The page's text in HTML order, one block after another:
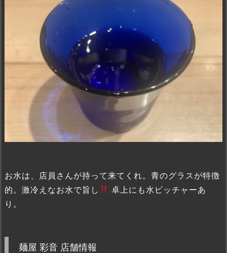
お水は、店員さんが持って来てくれ。青のグラスが特徴
的。激冷えなお水で旨し
卓上にも水ピッチャーあ
り。
麺屋 彩音 店舗情報